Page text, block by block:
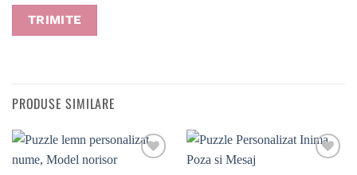
PRODUSE SIMILARE